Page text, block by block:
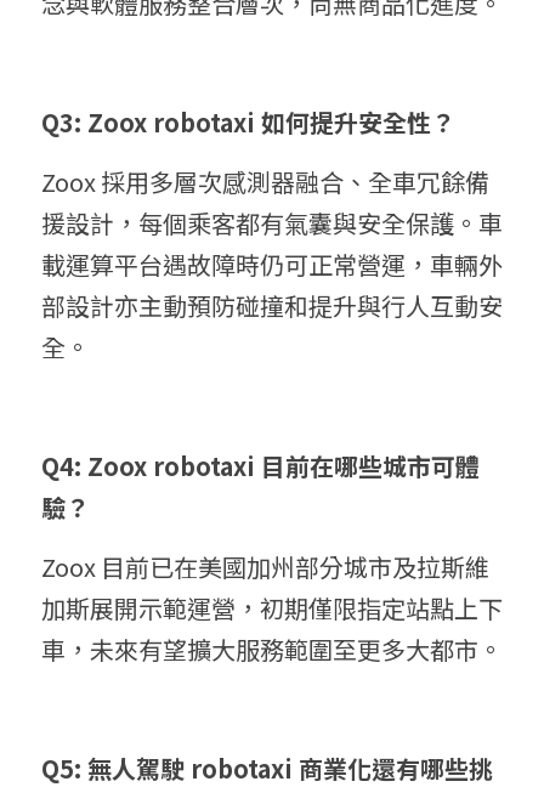
Q3: Zoox robotaxi 如何提升安全性？
Zoox 採用多層次感測器融合、全車冗餘備
援設計，每個乘客都有氣囊與安全保護。車
載運算平台遇故障時仍可正常營運，車輛外
部設計亦主動預防碰撞和提升與行人互動安
全。
Q4: Zoox robotaxi 目前在哪些城市可體
驗？
Zoox 目前已在美國加州部分城市及拉斯維
加斯展開示範運營，初期僅限指定站點上下
車，未來有望擴大服務範圍至更多大都市。
Q5: 無人駕駛 robotaxi 商業化還有哪些挑